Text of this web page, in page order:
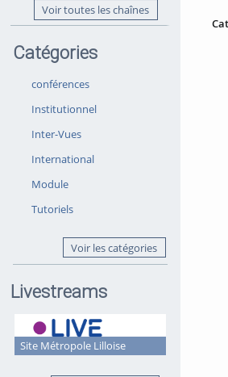
Voir toutes les chaînes
Catégories
conférences
Institutionnel
Inter-Vues
International
Module
Tutoriels
Voir les catégories
Livestreams
Site Métropole Lilloise